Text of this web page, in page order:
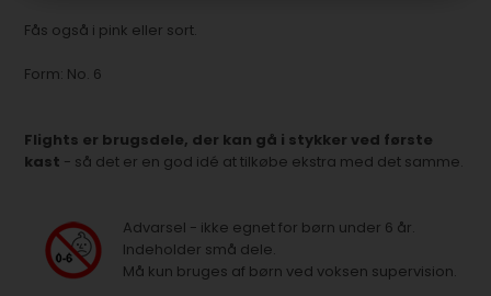
Fås også i pink eller sort.
Form: No. 6
Flights er brugsdele, der kan gå i stykker ved første
kast - så det er en god idé at tilkøbe ekstra med det samme.
Advarsel - ikke egnet for børn under 6 år.
Indeholder små dele.
Må kun bruges af børn ved voksen supervision.